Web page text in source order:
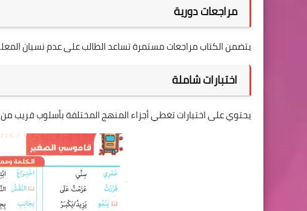
مراجعات دورية
يتضمن الكتاب مراجعات مستمرة تساعد الطالب على عدم نسيان
اختبارات شاملة
يحتوي على اختبارات تغطي أجزاء المنهج المختلفة بأسلوب قريب من